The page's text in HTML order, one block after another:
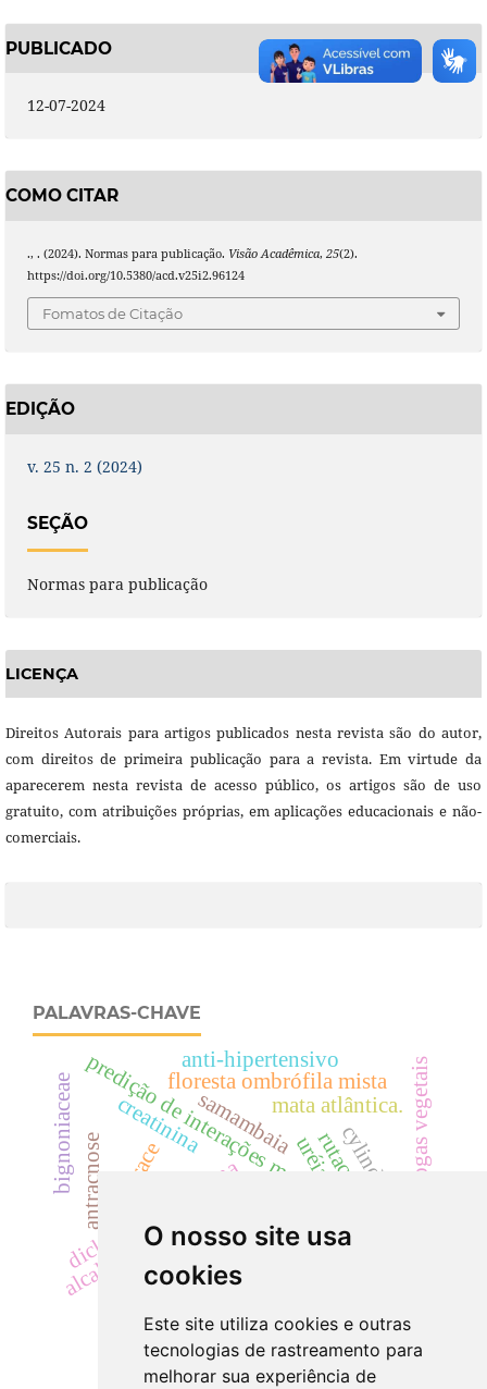
O nosso site usa
cookies
Este site utiliza cookies e outras
tecnologias de rastreamento para
melhorar sua experiência de
PUBLICADO
12-07-2024
COMO CITAR
., . (2024). Normas para publicação. Visão Acadêmica, 25(2).
https://doi.org/10.5380/acd.v25i2.96124
Fomatos de Citação
EDIÇÃO
v. 25 n. 2 (2024)
SEÇÃO
Normas para publicação
LICENÇA
Direitos Autorais para artigos publicados nesta revista são do autor,
com direitos de primeira publicação para a revista. Em virtude da
aparecerem nesta revista de acesso público, os artigos são de uso
gratuito, com atribuições próprias, em aplicações educacionais e não-
comerciais.
PALAVRAS-CHAVE
predição de interações moleculares
creatinina
dicksoniaceae
dicksonia sellowiana cylindrocladium
acácias
cilindrúria.
uréia
floresta ombrófila mista drogas vegetais
landrace rutaceae
samambaiamata atlântica.
anti-hipertensivo
antracnose
bignoniaceae
segurança
eficácia
alcaloide